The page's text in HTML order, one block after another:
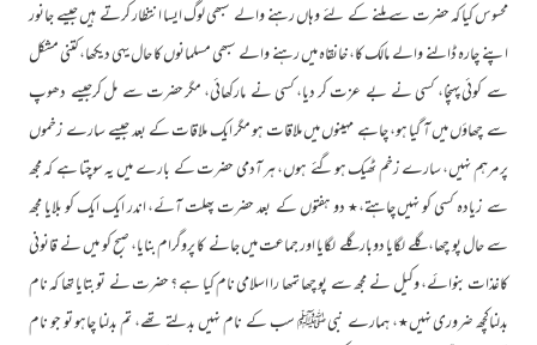
محسوس کیا کہ حضرت سے ملنے کے لئے وہاں رہنے والے سبھی لوگ ایسا انتظار کرتے ہیں جیسے جانور
اپنے چارہ ڈالنے والے مالک کا، خانقاہ میں رہنے والے سبھی مسلمانوں کا حال یہی دیکھا، کتنی مشکل
سے کوئی پہنچا، کسی نے بے عزت کر دیا، کسی نے مارکھائی، مگر حضرت سے مل کرجیسے دھوپ
سے چھاؤں میں آ گیا ہو، چاہے مہینوں میں ملاقات ہو مگر ایک ملاقات کے بعد جیسے سارے زخموں
پر مرہم نہیں، سارے زخم ٹھیک ہو گئے ہوں، ہر آدمی حضرت کے بارے میں یہ سوچتا ہے کہ مجھ
سے زیادہ کسی کو نہیں چاہتے،٭ دو ہفتوں کے بعد حضرت پھلت آئے، اندر ایک ایک کو بلایا مجھ
سے حال پو چھا، گلے لگایا دوبار گلے لگایا اور جماعت میں جانے کا پروگرام بنایا، صبح کو میں نے قانونی
کاغذات بنوائے، وکیل نے مجھ سے پو چھا تمھا را اسلامی نام کیا ہے ؟ حضرت نے تو بتایا تھا کہ نام
بدلناکچھ ضروری نہیں٭، ہمارے نبی ﷺ سب کے نام نہیں بدلتے تھے، تم بدلنا چاہو تو جو نام